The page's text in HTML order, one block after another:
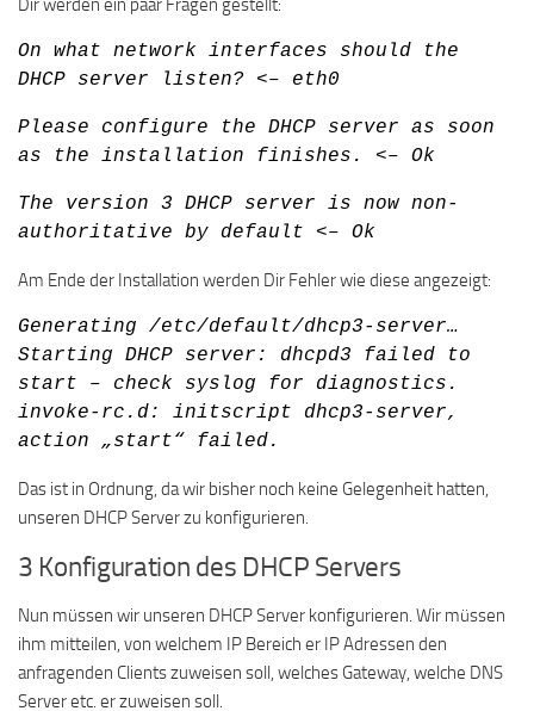
Dir werden ein paar Fragen gestellt:
On what network interfaces should the
DHCP server listen? <– eth0
Please configure the DHCP server as soon
as the installation finishes. <– Ok
The version 3 DHCP server is now non-
authoritative by default <– Ok
Am Ende der Installation werden Dir Fehler wie diese angezeigt:
Generating /etc/default/dhcp3-server…
Starting DHCP server: dhcpd3 failed to
start – check syslog for diagnostics.
invoke-rc.d: initscript dhcp3-server,
action „start“ failed.
Das ist in Ordnung, da wir bisher noch keine Gelegenheit hatten,
unseren DHCP Server zu konfigurieren.
3 Konfiguration des DHCP Servers
Nun müssen wir unseren DHCP Server konfigurieren. Wir müssen
ihm mitteilen, von welchem IP Bereich er IP Adressen den
anfragenden Clients zuweisen soll, welches Gateway, welche DNS
Server etc. er zuweisen soll.